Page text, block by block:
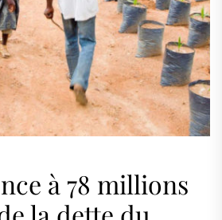
à 78 millions